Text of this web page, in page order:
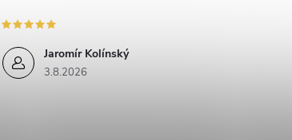
Jaromír Kolínský
3.8.2026